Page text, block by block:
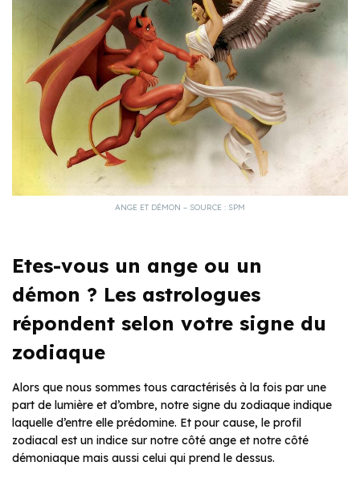
ANGE ET DÉMON – SOURCE : SPM
Etes-vous un ange ou un
démon ? Les astrologues
répondent selon votre signe du
zodiaque
Alors que nous sommes tous caractérisés à la fois par une
part de lumière et d’ombre, notre signe du zodiaque indique
laquelle d’entre elle prédomine. Et pour cause, le profil
zodiacal est un indice sur notre côté ange et notre côté
démoniaque mais aussi celui qui prend le dessus.